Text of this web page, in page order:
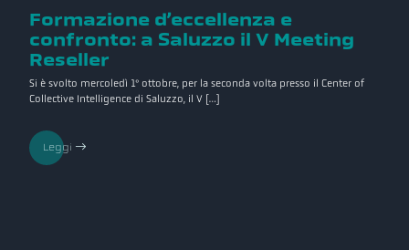
Formazione d’eccellenza e
confronto: a Saluzzo il V Meeting
Reseller
Si è svolto mercoledì 1° ottobre, per la seconda volta presso il Center of
Collective Intelligence di Saluzzo, il V […]
Leggi